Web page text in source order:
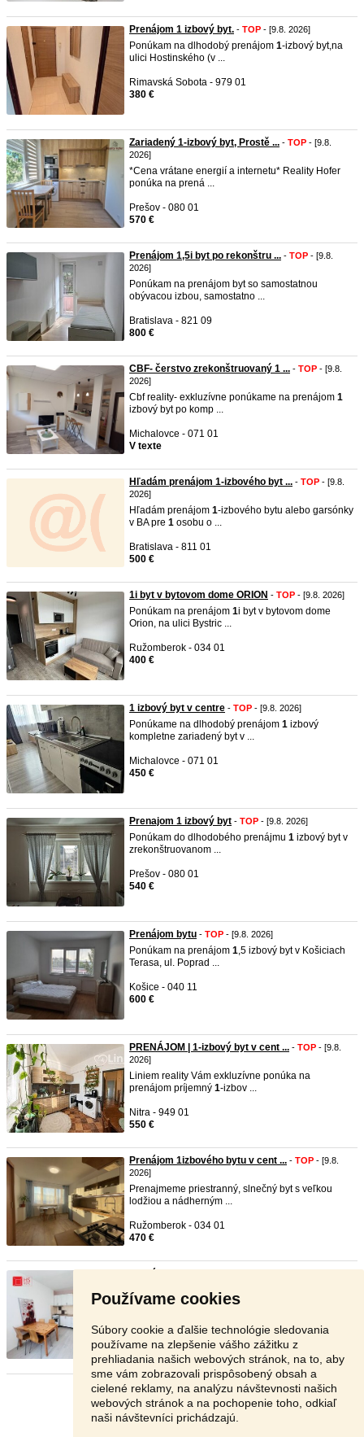
Používame cookies
Súbory cookie a ďalšie technológie sledovania
používame na zlepšenie vášho zážitku z
prehliadania našich webových stránok, na to, aby
sme vám zobrazovali prispôsobený obsah a
cielené reklamy, na analýzu návštevnosti našich
webových stránok a na pochopenie toho, odkiaľ
naši návštevníci prichádzajú.
Prenájom 1 izbový byt. - TOP - [9.8. 2026]
Ponúkam na dlhodobý prenájom 1-izbový byt,na
ulici Hostinského (v ...
Rimavská Sobota - 979 01
380 €
Zariadený 1-izbový byt, Prostě ... - TOP - [9.8.
2026]
*Cena vrátane energií a internetu* Reality Hofer
ponúka na prená ...
Prešov - 080 01
570 €
Prenájom 1,5i byt po rekonštru ... - TOP - [9.8.
2026]
Ponúkam na prenájom byt so samostatnou
obývacou izbou, samostatno ...
Bratislava - 821 09
800 €
CBF- čerstvo zrekonštruovaný 1 ... - TOP - [9.8.
2026]
Cbf reality- exkluzívne ponúkame na prenájom 1
izbový byt po komp ...
Michalovce - 071 01
V texte
Hľadám prenájom 1-izbového byt ... - TOP - [9.8.
2026]
Hľadám prenájom 1-izbového bytu alebo garsónky
v BA pre 1 osobu o ...
Bratislava - 811 01
500 €
1i byt v bytovom dome ORION - TOP - [9.8. 2026]
Ponúkam na prenájom 1i byt v bytovom dome
Orion, na ulici Bystric ...
Ružomberok - 034 01
400 €
1 izbový byt v centre - TOP - [9.8. 2026]
Ponúkame na dlhodobý prenájom 1 izbový
kompletne zariadený byt v ...
Michalovce - 071 01
450 €
Prenajom 1 izbový byt - TOP - [9.8. 2026]
Ponúkam do dlhodobého prenájmu 1 izbový byt v
zrekonštruovanom ...
Prešov - 080 01
540 €
Prenájom bytu - TOP - [9.8. 2026]
Ponúkam na prenájom 1,5 izbový byt v Košiciach
Terasa, ul. Poprad ...
Košice - 040 11
600 €
PRENÁJOM | 1-izbový byt v cent ... - TOP - [9.8.
2026]
Liniem reality Vám exkluzívne ponúka na
prenájom príjemný 1-izbov ...
Nitra - 949 01
550 €
Prenájom 1izbového bytu v cent ... - TOP - [9.8.
2026]
Prenajmeme priestranný, slnečný byt s veľkou
lodžiou a nádherným ...
Ružomberok - 034 01
470 €
Ponúkam
izb. byt na prenájom, v Nových
Zámkoch, na Ulici Letomo ...
Nové Zámky - 940 02
Stránka: 1 2 3 Ďalšia